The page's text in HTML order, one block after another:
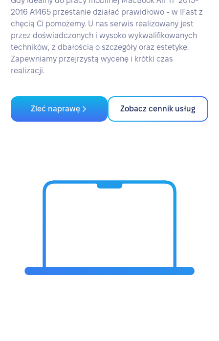
2016 A1465 przestanie działać prawidłowo - w IFast z
chęcią Ci pomożemy. U nas serwis realizowany jest
przez doświadczonych i wysoko wykwalifikowanych
techników, z dbałością o szczegóły oraz estetykę.
Zapewniamy przejrzystą wycenę i krótki czas
realizacji.
Zleć naprawę Zobacz cennik usług